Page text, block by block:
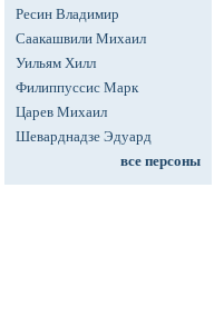
Ресин Владимир
Саакашвили Михаил
Уильям Хилл
Филиппуссис Марк
Царев Михаил
Шеварднадзе Эдуард
все персоны